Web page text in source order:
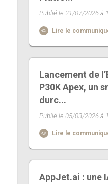
Publié le 21/07/2026 à
Lire le
Lancement de
P30K Apex, un
durc...
Publié le 05/03/2026 à
Lire le
AppJet.ai : une